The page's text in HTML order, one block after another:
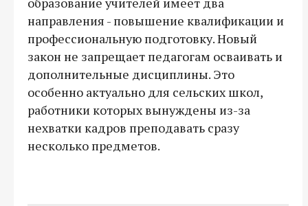
направления - повышение квалификации и
профессиональную подготовку. Новый
закон не запрещает педагогам осваивать и
дополнительные дисциплины. Это
особенно актуально для сельских школ,
работники которых вынуждены из-за
нехватки кадров преподавать сразу
несколько предметов.